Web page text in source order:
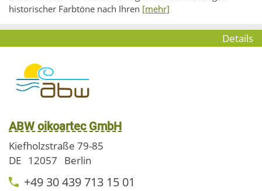
historischer Farbtöne nach Ihren [mehr]
Details
ABW oikoartec GmbH
Kiefholzstraße 79-85
DE 12057 Berlin
+49 30 439 713 15 01